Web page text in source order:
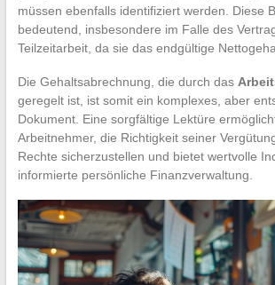
müssen ebenfalls identifiziert werden. Diese
bedeutend, insbesondere im Falle des
Teilzeitarbeit, da sie das endgültige
Die Gehaltsabrechnung, die durch das
geregelt ist, ist somit ein komplexes, aber
Dokument. Eine sorgfältige Lektüre
Arbeitnehmer, die Richtigkeit seiner
Rechte sicherzustellen und bietet wertvolle
informierte persönliche Finanzverwaltung.